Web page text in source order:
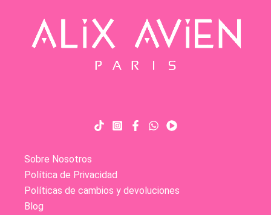
Sobre Nosotros
Política de Privacidad
Políticas de cambios y devoluciones
Blog